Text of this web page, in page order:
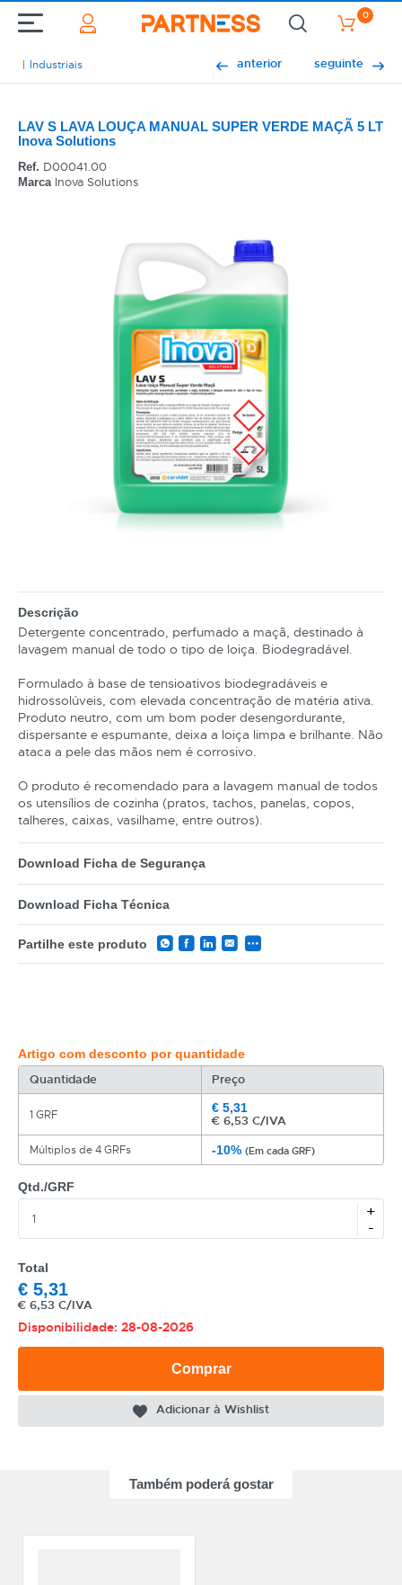
0
Industriais anterior seguinte
LAV S LAVA LOUÇA MANUAL SUPER VERDE MAÇÃ 5 LT
Inova Solutions
Ref. D00041.00
MarcaInova Solutions
Descrição
Detergente concentrado, perfumado a maçã, destinado à
lavagem manual de todo o tipo de loiça. Biodegradável.
Formulado à base de tensioativos biodegradáveis e
hidrossolúveis, com elevada concentração de matéria ativa.
Produto neutro, com um bom poder desengordurante,
dispersante e espumante, deixa a loiça limpa e brilhante. Não
ataca a pele das mãos nem é corrosivo.
O produto é recomendado para a lavagem manual de todos
os utensílios de cozinha (pratos, tachos, panelas, copos,
talheres, caixas, vasilhame, entre outros).
Download Ficha de Segurança
Download Ficha Técnica
Partilhe este produto
Artigo com desconto por quantidade
Quantidade Preço
1 GRF € 5,31
€ 6,53 C/IVA
Múltiplos de 4 GRFs -10% (Em cada GRF)
Qtd./GRF
+
-
Total
€ 5,31
€ 6,53 C/IVA
Disponibilidade: 28-08-2026
Comprar
Adicionar à Wishlist
Também poderá gostar
CATEGORIA